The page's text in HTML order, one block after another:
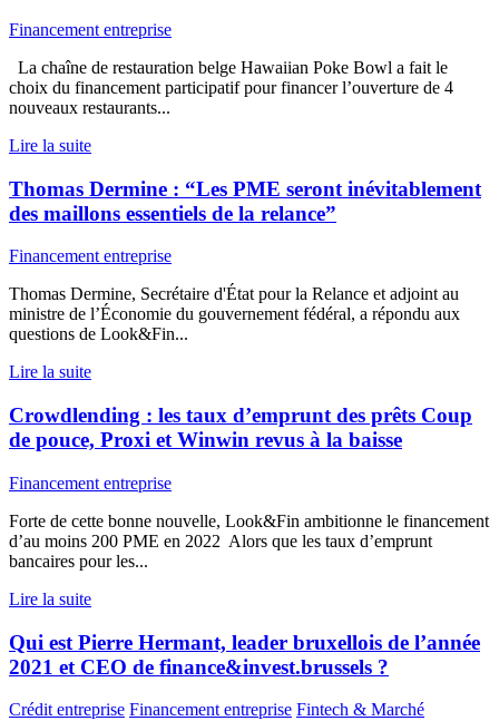
Financement entreprise
La chaîne de restauration belge Hawaiian Poke Bowl a fait le
choix du financement participatif pour financer l’ouverture de 4
nouveaux restaurants...
Lire la suite
Thomas Dermine : “Les PME seront inévitablement
des maillons essentiels de la relance”
Financement entreprise
Thomas Dermine, Secrétaire d'État pour la Relance et adjoint au
ministre de l’Économie du gouvernement fédéral, a répondu aux
questions de Look&Fin...
Lire la suite
Crowdlending : les taux d’emprunt des prêts Coup
de pouce, Proxi et Winwin revus à la baisse
Financement entreprise
Forte de cette bonne nouvelle, Look&Fin ambitionne le financement
d’au moins 200 PME en 2022 Alors que les taux d’emprunt
bancaires pour les...
Lire la suite
Qui est Pierre Hermant, leader bruxellois de l’année
2021 et CEO de finance&invest.brussels ?
Crédit entreprise Financement entreprise Fintech & Marché